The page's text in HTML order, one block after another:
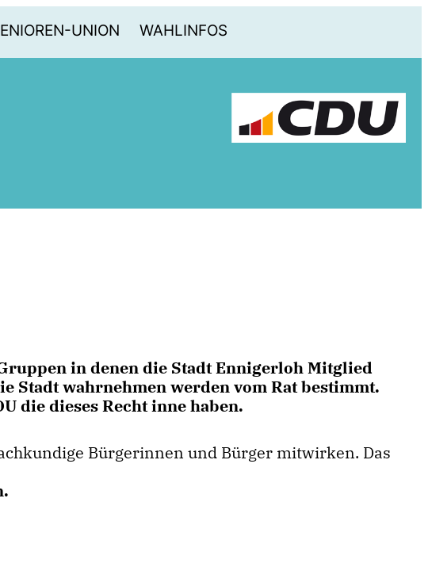
UNION WAHLINFOS
in denen die Stadt Ennigerloh Mitglied
Stadt wahrnehmen werden vom Rat bestimmt.
die dieses Recht inne haben.
Bürgerinnen und Bürger mitwirken. Das